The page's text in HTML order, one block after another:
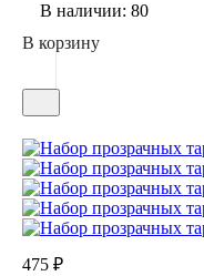
В наличии: 80
В корзину
475 ₽